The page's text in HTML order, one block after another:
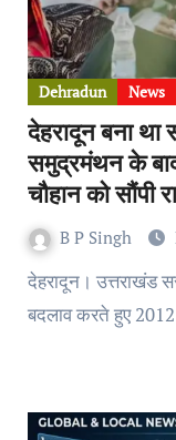
Dehradun News
देहरादून बना
समुद्रमंथन के
चौहान को सौंपी
कार्यशैली के
B P Singh
देहरादून। उत्तराखंड सरकार ने राजधानी के प्रशासन में महत्वपूर्ण
बदलाव करते हुए